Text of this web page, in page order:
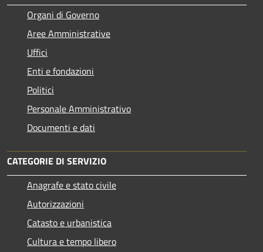
Organi di Governo
Aree Amministrative
Uffici
Enti e fondazioni
Politici
Personale Amministrativo
Documenti e dati
CATEGORIE DI SERVIZIO
Anagrafe e stato civile
Autorizzazioni
Catasto e urbanistica
Cultura e tempo libero